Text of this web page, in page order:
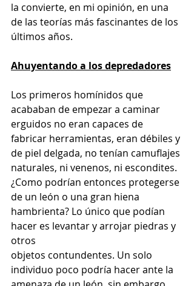
la convierte, en mi opinión, en una
de las teorías más fascinantes de los
últimos años.
Ahuyentando a los depredadores
Los primeros homínidos que
acababan de empezar a caminar
erguidos no eran capaces de
fabricar herramientas, eran débiles y
de piel delgada, no tenían camuflajes
naturales, ni venenos, ni escondites.
¿Como podrían entonces protegerse
de un león o una gran hiena
hambrienta? Lo único que podían
hacer es levantar y arrojar piedras y
otros
objetos contundentes. Un solo
individuo poco podría hacer ante la